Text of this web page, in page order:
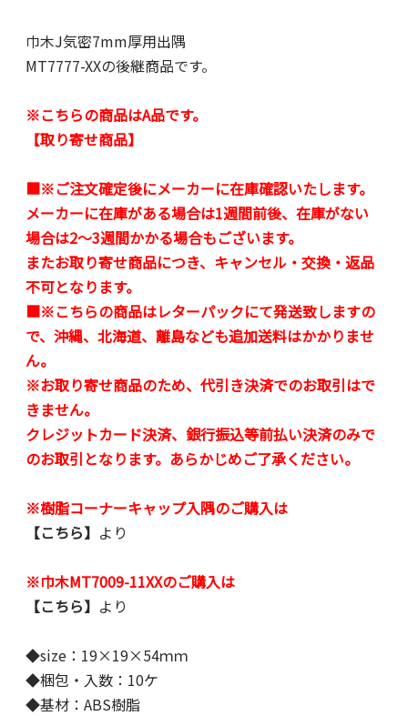
巾木J気密7mm厚用出隅
MT7777-XXの後継商品です。
※こちらの商品はA品です。
【取り寄せ商品】
■※ご注文確定後にメーカーに在庫確認いたします。
メーカーに在庫がある場合は1週間前後、在庫がない
場合は2～3週間かかる場合もございます。
またお取り寄せ商品につき、キャンセル・交換・返品
不可となります。
■※こちらの商品はレターパックにて発送致しますの
で、沖縄、北海道、離島なども追加送料はかかりませ
ん。
※お取り寄せ商品のため、代引き決済でのお取引はで
きません。
クレジットカード決済、銀行振込等前払い決済のみで
のお取引となります。あらかじめご了承ください。
※樹脂コーナーキャップ入隅のご購入は
【こちら】 より
※巾木MT7009-11XXのご購入は
【こちら】 より
◆size：19×19×54ｍｍ
◆梱包・入数：10ケ
◆基材：ABS樹脂